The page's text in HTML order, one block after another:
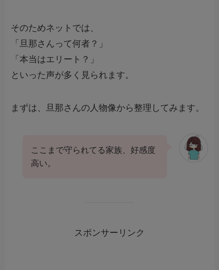
そのためネットでは、
「旦那さんって何者？」
「本当はエリート？」
といった声が多く見られます。
まずは、旦那さんの人物像から整理してみます。
ここまで守られてる家族、好感度
高い。
スポンサーリンク